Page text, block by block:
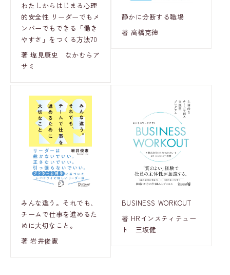
わたしからはじまる心理
的安全性 リーダーでもメ
ンバーでもできる「働き
やすさ」をつくる方法70
著 塩見康史 なかむらア
サミ
静かに分断する職場
著 高橋克徳
みんな違う。それでも、
チームで仕事を進めるた
めに大切なこと。
著 岩井俊憲
BUSINESS WORKOUT
著 HRインスティテュー
ト 三坂健